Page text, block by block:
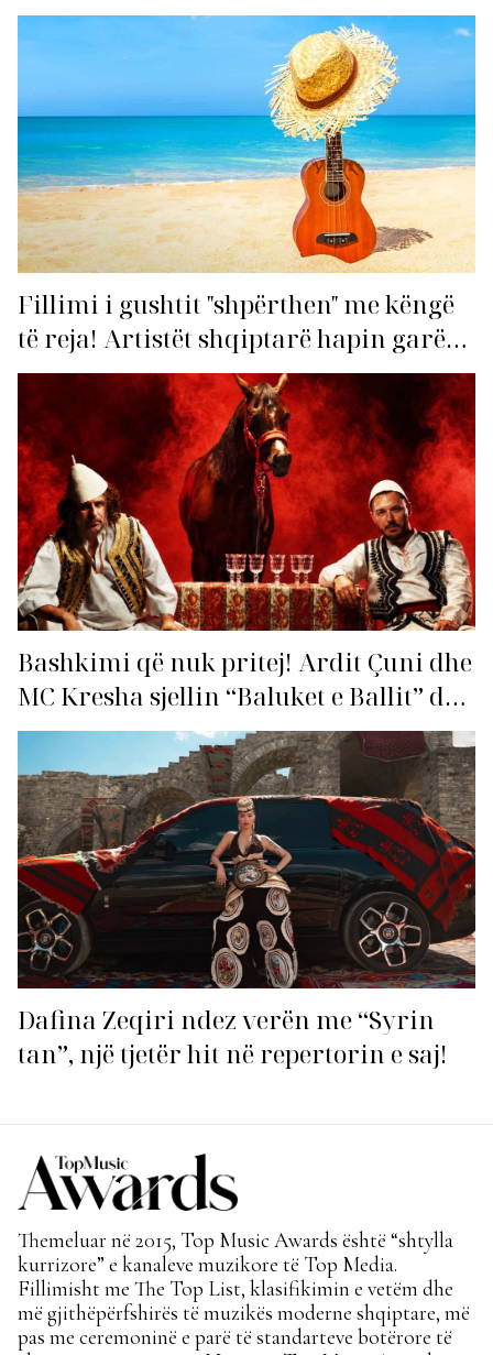
Fillimi i gushtit "shpërthen" me këngë
të reja! Artistët shqiptarë hapin garën
për hitin e verës!
Bashkimi që nuk pritej! Ardit Çuni dhe
MC Kresha sjellin “Baluket e Ballit” dhe
ndezin rrjetin!
Dafina Zeqiri ndez verën me “Syrin
tan”, një tjetër hit në repertorin e saj!
Themeluar në 2015, Top Music Awards është “shtylla
kurrizore” e kanaleve muzikore të Top Media.
Fillimisht me The Top List, klasifikimin e vetëm dhe
më gjithëpërfshirës të muzikës moderne shqiptare, më
pas me ceremoninë e parë të standarteve botërore të